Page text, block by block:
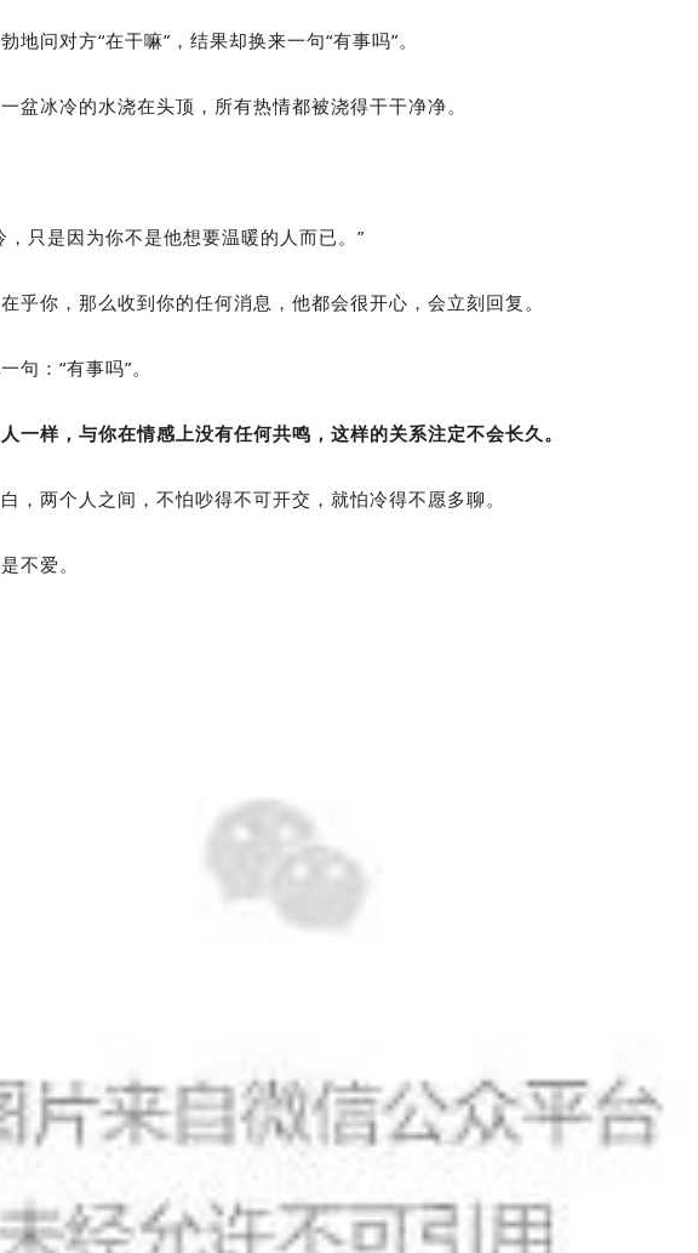
地问对方“在干嘛”，结果却换来一句“有事吗”。
盆冰冷的水浇在头顶，所有热情都被浇得干干净净。
，只是因为你不是他想要温暖的人而已。”
乎你，那么收到你的任何消息，他都会很开心，会立刻回复。
句：“有事吗”。
一样，与你在情感上没有任何共鸣，这样的关系注定不会长久。
，两个人之间，不怕吵得不可开交，就怕冷得不愿多聊。
不爱。